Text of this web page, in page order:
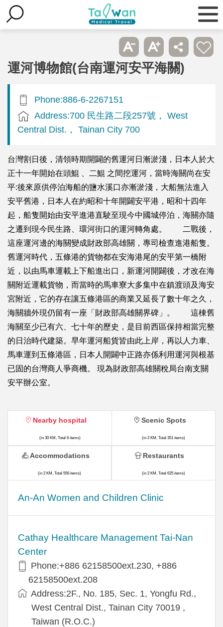
運河博物館(台南運河安平海關)
Phone:886-6-2267151
Address:700 民生路二段257號， West
Central Dist.， Tainan City 700
台灣割日後，清領時期開闢的舊運河日漸淤淺，日本人於大
正十一年開始在頭鯤 、二鯤 之間挖運河，當時海關尚在安
平:後來原供停泊海船的鹽水溪口亦漸淤淺，大船無法進入
安平舊港，日本人在約昭和十年開闢安平港，昭和十四年
起，船隻開始由安平進港直駛至現今中國城停泊，海關亦隨
之遷到現今民生路、環河街口的運河轉角處。 二戰後，
這座運河邊的海關變成財政部高雄關，專司檢查進港船隻。
舊運河時代，五條港的貨物都在安海港尾的安平第一橋附
近，以由馬車運載上下船進出口，新運河開闢後，才改在海
關附近運載貨物，而當時的馬車寮大多集中在鎮渡頭及海安
宮附近，它的存在讓五條港區的商業又延長了數十年之久，
海關牆外現仍留有一座「財政部高雄關界碑」。 這棟舊
海關至少已有六、七十年的歷史，是目前西區保持相當完整
的日治時代建築。早年運河船貨皆由此上岸，再以人力車、
馬車運到五條港區，日本人開闢中正路亦係利用運河與根基
已固的台灣商人爭商機。 現為財政部高雄關稅局台南支關
安平辦公室。
Nearby hospital
(in 30 KM, Total 6 items)
An-An Women and Children Clinic
Cathay Healthcare Management Tai-Nan
Center
Phone:+886 62158500ext.230, +886
62158500ext.208
Address:2F., No. 185, Sec. 1, Yongfu Rd.,
West Central Dist., Tainan City 70019 ,
Taiwan (R.O.C.)
Scenic Spots
(in 2 KM, Total 351 items)
Accommodations
(in 2 KM, Total 556 items)
Restaurants
(in 2 KM, Total 625 items)